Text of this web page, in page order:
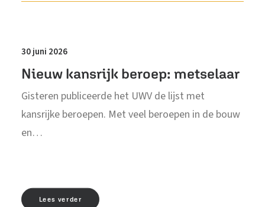
30 juni 2026
Nieuw kansrijk beroep: metselaar
Gisteren publiceerde het UWV de lijst met
kansrijke beroepen. Met veel beroepen in de bouw
en…
Lees verder